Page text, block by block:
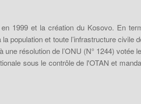
1999 et la création du Kosovo. En
population et toute l’infrastructure civile
résolution de l’ONU (N° 1244) votée
sous le contrôle de l'OTAN et